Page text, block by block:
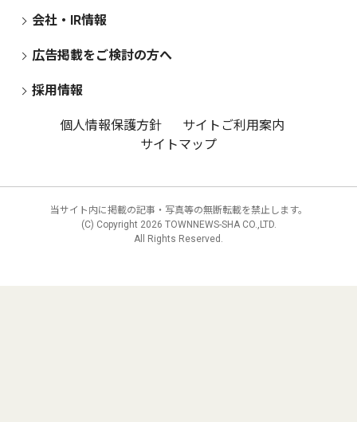
会社・IR情報
広告掲載をご検討の方へ
採用情報
個人情報保護方針
サイトご利用案内
サイトマップ
当サイト内に掲載の記事・写真等の無断転載を禁止します。
(C) Copyright 2026 TOWNNEWS-SHA CO.,LTD.
All Rights Reserved.